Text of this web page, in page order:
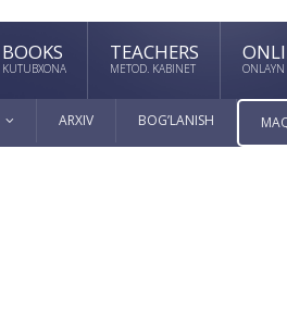
BOOKS
KUTUBXONA
TEACHERS
METOD. KABINET ONLAYN
ARXIV BOG’LANISH